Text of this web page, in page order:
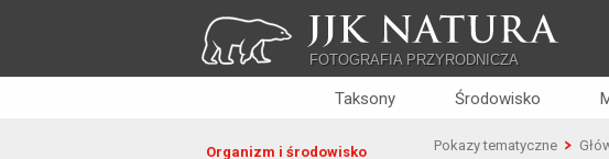
JJK NATURA
FOTOGRAFIA PRZYRODNICZA
Taksony Środowisko
Organizm i środowisko Pokazy tematyczne